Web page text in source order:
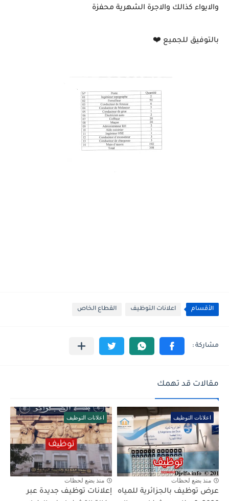
والايواء كذالك والاجرة الشهرية محفزة
بالتوفيق للجميع ❤️
الأقسام اعلانات التوظيف القطاع الخاص
مقالات قد تهمك
اعلانات التوظيف
منذ بضع لحظات
عرض توظيف بالجزائرية للمياه
اعلانات التوظيف
منذ بضع لحظات
إعلانات توظيف جديدة عبر